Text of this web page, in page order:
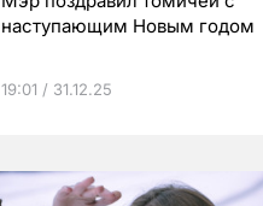
наступающим Новым годом
19:01 / 31.12.25